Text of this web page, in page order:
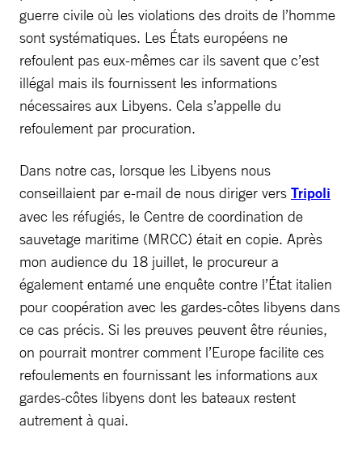
guerre civile où les violations des droits de l’homme
sont systématiques. Les États européens ne
refoulent pas eux-mêmes car ils savent que c’est
illégal mais ils fournissent les informations
nécessaires aux Libyens. Cela s’appelle du
refoulement par procuration.
Dans notre cas, lorsque les Libyens nous
conseillaient par e-mail de nous diriger vers Tripoli
avec les réfugiés, le Centre de coordination de
sauvetage maritime (MRCC) était en copie. Après
mon audience du 18 juillet, le procureur a
également entamé une enquête contre l’État italien
pour coopération avec les gardes-côtes libyens dans
ce cas précis. Si les preuves peuvent être réunies,
on pourrait montrer comment l’Europe facilite ces
refoulements en fournissant les informations aux
gardes-côtes libyens dont les bateaux restent
autrement à quai.